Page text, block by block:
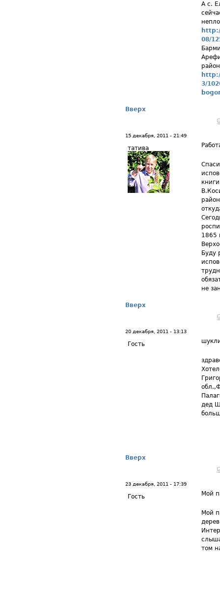
А с.
08/
3/
Вверх
15 декабря, 2011 - 21:49
татива
1865
Буду
не
Вверх
20 декабря, 2011 - 13:13
Гость
дед
Вверх
23 декабря, 2011 - 17:39
Гость Мой
Мой
том